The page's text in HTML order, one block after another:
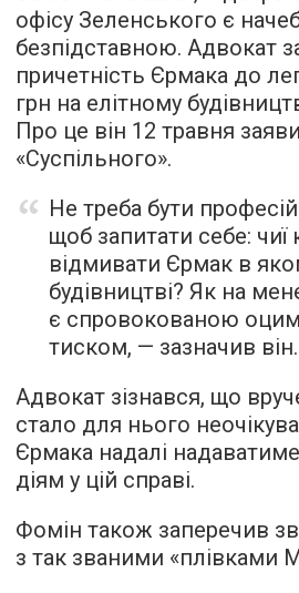
офісу Зеленського є
безпідставною. Адвокат
причетність Єрмака до
грн на елітному
Про це він 12 травня
«Суспільного».
Не треба бути
щоб запитати себе:
відмивати Єрмак в
будівництві? Як на
є спровокованою
тиском, — зазначив він.
Адвокат зізнався, що
стало для нього
Єрмака надалі
діям у цій справі.
Фомін також заперечив
з так званими «плівками